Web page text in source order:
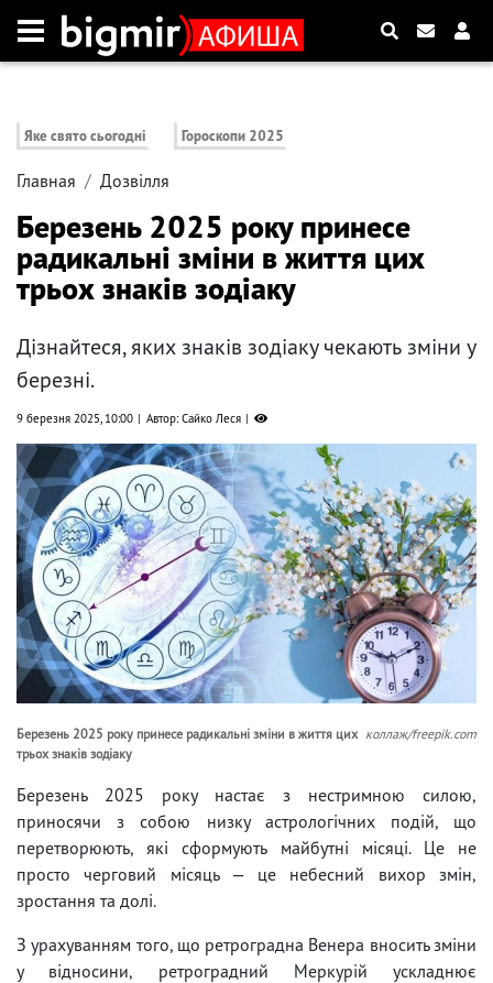
Яке свято сьогодні Гороскопи 2025
Главная Дозвілля
Березень 2025 року принесе
радикальні зміни в життя цих
трьох знаків зодіаку
Дізнайтеся, яких знаків зодіаку чекають зміни у
березні.
9 березня 2025, 10:00 Автор: Сайко Леся
Березень 2025 року принесе радикальні зміни в життя цих
трьох знаків зодіаку
коллаж/freepik.com
Березень 2025 року настає з нестримною силою,
приносячи з собою низку астрологічних подій, що
перетворюють, які сформують майбутні місяці. Це не
просто черговий місяць — це небесний вихор змін,
зростання та долі.
З урахуванням того, що ретроградна Венера вносить зміни
у відносини, ретроградний Меркурій ускладнює